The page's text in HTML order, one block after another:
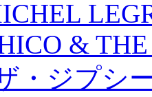
&
・ジプシ